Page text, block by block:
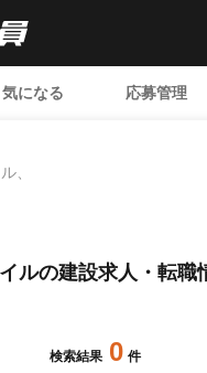
気になる 応募管理
、
ルの建設求人・転職
検索結果 0 件